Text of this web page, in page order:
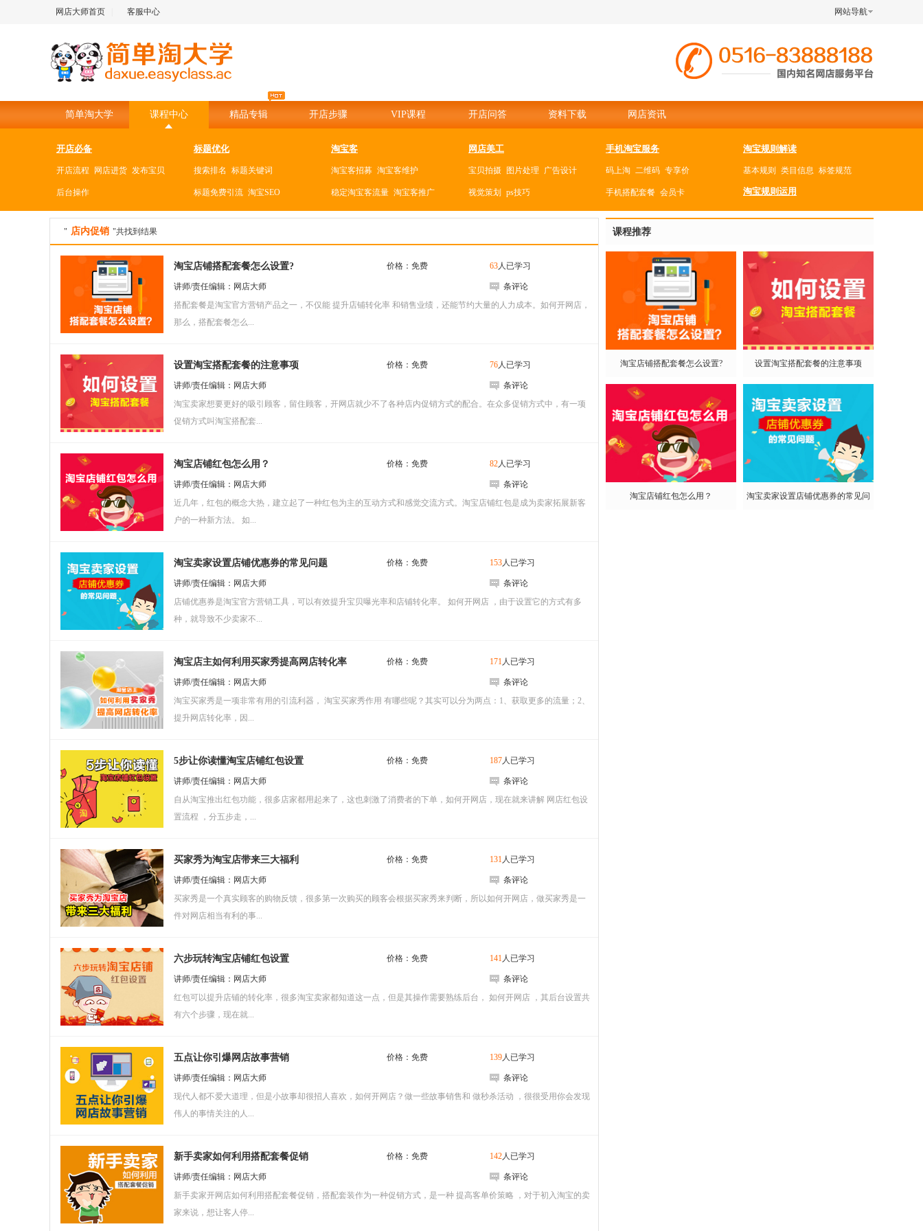
网店大师首页 客服中心 网站导航
简单淘大学 课程中心 精品专辑 开店步骤 VIP课程 开店问答 资料下载 网店资讯
开店必备
开店流程 网店进货 发布宝贝
后台操作
熟悉淘宝网店
卖家中心界面 店铺基本设置
千牛卖家工作台 消费者保证金
淘宝二级域名 发货地址设置
创建子账号
店铺知识
标题优化
搜索排名 标题关键词
标题免费引流 淘宝SEO
数据分析
交易管理
交易流程 二次营销
店铺营销 打造爆款 会员营销
预热上新 店铺诊断
金牌客服
农村淘宝
物流仓储
批量打单发货 包装问题
仓储注意事项
淘宝客
淘宝客招募 淘宝客维护
稳定淘宝客流量 淘宝客推广
直通车
直通车提高质量得分
关联营销
淘宝官方促销
微博营销 博客营销 论坛营销
店内促销活动 店内促销工具
网店美工
宝贝拍摄 图片处理 广告设计
视觉策划 ps技巧
装修知识点
节假日如何做装修
淘宝详细装修步骤
装修色彩的选择与搭配
淘宝装修模板制作
装修模板 宝贝分类 店铺导航
手机淘宝服务
码上淘 二维码 专享价
手机搭配套餐 会员卡
玩转手机淘宝
手机淘宝活动报名
手机淘宝店内玩法
手机淘宝战略工具
玩转手机淘宝流量
手机淘宝闲鱼市场
手机淘宝装修
基础装修
模块装修 微海报 活动页面
微淘运营
自身定位 优质内容
粉丝运营 数据解读
淘宝规则解读
基本规则 类目信息 标签规范
淘宝规则运用
维权举报 降权处理 争议处理
" 店内促销 "共找到结果
淘宝店铺搭配套餐怎么设置? 价格：免费 63人已学习
讲师/责任编辑：网店大师
条评论
搭配套餐是淘宝官方营销产品之一，不仅能 提升店铺转化率 和销售业绩，还能节约大量的人力成本。如何开网店，
那么，搭配套餐怎么...
设置淘宝搭配套餐的注意事项 价格：免费 76人已学习
讲师/责任编辑：网店大师
条评论
淘宝卖家想要更好的吸引顾客，留住顾客，开网店就少不了各种店内促销方式的配合。在众多促销方式中，有一项
促销方式叫淘宝搭配套...
淘宝店铺红包怎么用？ 价格：免费 82人已学习
讲师/责任编辑：网店大师
条评论
近几年，红包的概念大热，建立起了一种红包为主的互动方式和感觉交流方式。淘宝店铺红包是成为卖家拓展新客
户的一种新方法。 如...
淘宝卖家设置店铺优惠券的常见问题 价格：免费 153人已学习
讲师/责任编辑：网店大师
条评论
店铺优惠券是淘宝官方营销工具，可以有效提升宝贝曝光率和店铺转化率。 如何开网店 ，由于设置它的方式有多
种，就导致不少卖家不...
淘宝店主如何利用买家秀提高网店转化率 价格：免费 171人已学习
讲师/责任编辑：网店大师
条评论
淘宝买家秀是一项非常有用的引流利器， 淘宝买家秀作用 有哪些呢？其实可以分为两点：1、获取更多的流量；2、
提升网店转化率，因...
5步让你读懂淘宝店铺红包设置 价格：免费 187人已学习
讲师/责任编辑：网店大师
条评论
自从淘宝推出红包功能，很多店家都用起来了，这也刺激了消费者的下单，如何开网店，现在就来讲解 网店红包设
置流程 ，分五步走，...
买家秀为淘宝店带来三大福利 价格：免费 131人已学习
讲师/责任编辑：网店大师
条评论
买家秀是一个真实顾客的购物反馈，很多第一次购买的顾客会根据买家秀来判断，所以如何开网店，做买家秀是一
件对网店相当有利的事...
六步玩转淘宝店铺红包设置 价格：免费 141人已学习
讲师/责任编辑：网店大师
条评论
红包可以提升店铺的转化率，很多淘宝卖家都知道这一点，但是其操作需要熟练后台， 如何开网店 ，其后台设置共
有六个步骤，现在就...
五点让你引爆网店故事营销 价格：免费 139人已学习
讲师/责任编辑：网店大师
条评论
现代人都不爱大道理，但是小故事却很招人喜欢，如何开网店？做一些故事销售和 做秒杀活动 ，很很受用你会发现
伟人的事情关注的人...
新手卖家如何利用搭配套餐促销 价格：免费 142人已学习
讲师/责任编辑：网店大师
条评论
新手卖家开网店如何利用搭配套餐促销，搭配套装作为一种促销方式，是一种 提高客单价策略 ，对于初入淘宝的卖
家来说，想让客人停...
课程推荐
淘宝店铺搭配套餐怎么设置? 设置淘宝搭配套餐的注意事项
淘宝店铺红包怎么用？ 淘宝卖家设置店铺优惠券的常见问